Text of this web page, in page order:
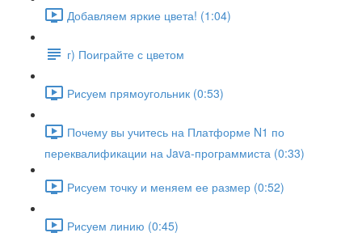
Добавляем яркие цвета! (1:04)
г) Поиграйте с цветом
Рисуем прямоугольник (0:53)
Почему вы учитесь на Платформе N1 по
переквалификации на Java-программиста (0:33)
Рисуем точку и меняем ее размер (0:52)
Рисуем линию (0:45)